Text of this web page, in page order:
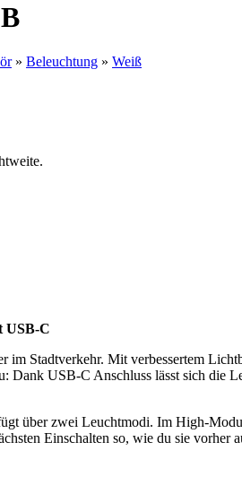
» Beleuchtung » Weiß
USB-C
im Stadtverkehr. Mit verbessertem
Dank USB-C Anschluss lässt sich
über zwei Leuchtmodi. Im High-
Einschalten so, wie du sie vorher